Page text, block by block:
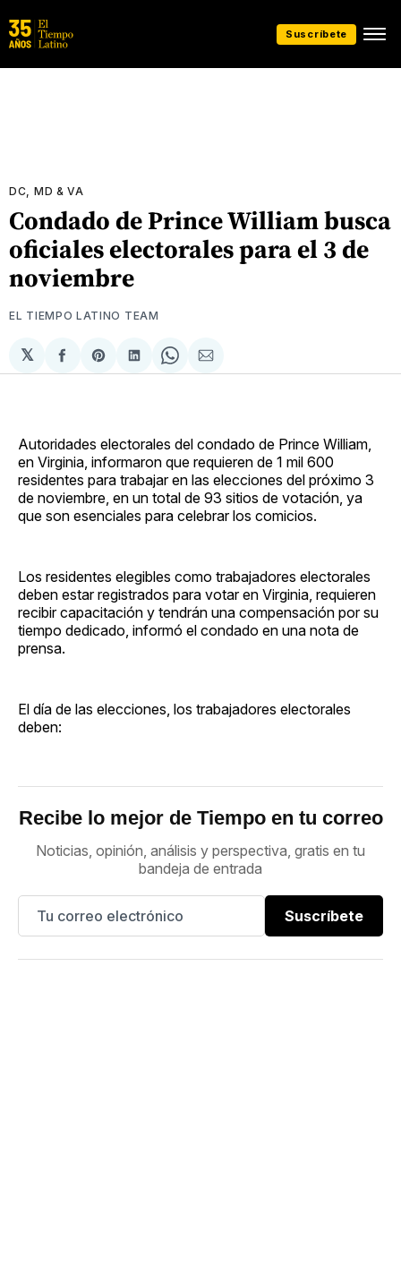
Suscríbete
DC, MD & VA
Condado de Prince William busca
oficiales electorales para el 3 de
noviembre
EL TIEMPO LATINO TEAM
𝕏
Compartir
en
Share
on
Compartir
en
Share
on
Compartir
via
Autoridades electorales del condado de Prince William,
en Virginia, informaron que requieren de 1 mil 600
residentes para trabajar en las elecciones del próximo 3
de noviembre, en un total de 93 sitios de votación, ya
que son esenciales para celebrar los comicios.
Los residentes elegibles como trabajadores electorales
deben estar registrados para votar en Virginia, requieren
recibir capacitación y tendrán una compensación por su
tiempo dedicado, informó el condado en una nota de
prensa.
El día de las elecciones, los trabajadores electorales
deben:
Recibe lo mejor de Tiempo en tu correo
Noticias, opinión, análisis y perspectiva, gratis en tu
bandeja de entrada
Suscríbete